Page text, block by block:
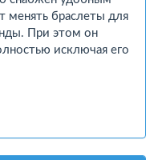
менять браслеты для
При этом он
исключая его